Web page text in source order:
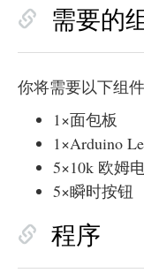
需要的
你将需要以下组
1×面包板
1×Arduino
5×10k 欧姆
5×瞬时按钮
程序